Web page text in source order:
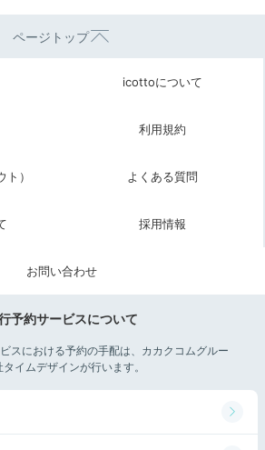
ページトップ
icottoについて
利用規約
） よくある質問
採用情報
お問い合わせ
予約サービスについて
スにおける予約の手配は、カカクコムグルー
イムデザインが行います。